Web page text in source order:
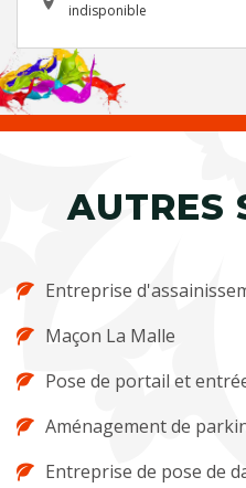
indisponible
AUTRES
Entreprise
Maçon La Malle
Pose de portail et
Aménagement de
Entreprise de pose de